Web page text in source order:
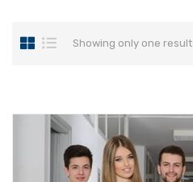
Showing only one result